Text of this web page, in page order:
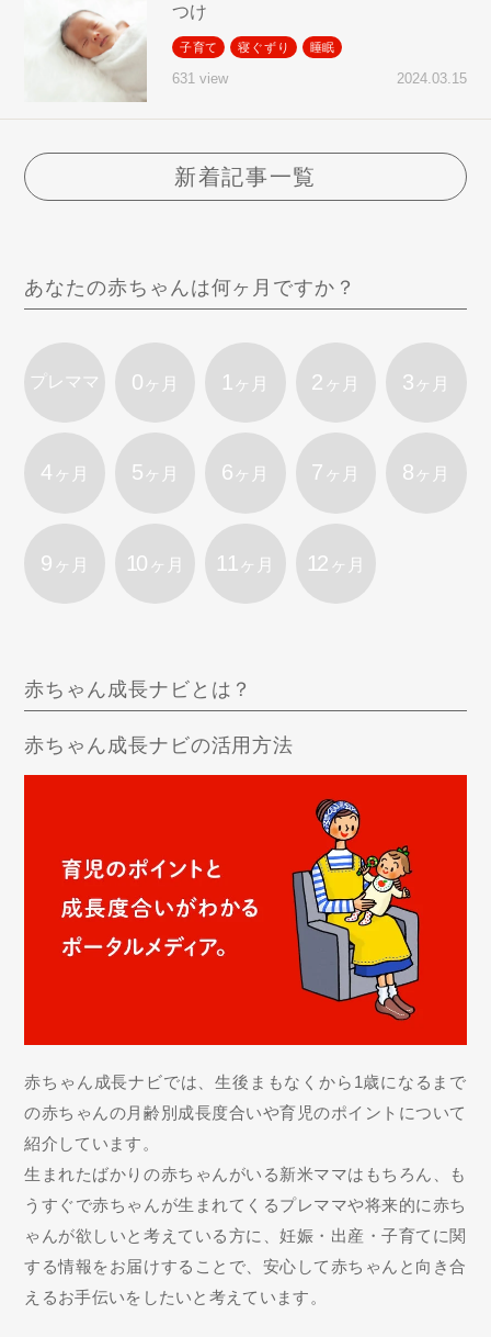
つけ
子育て 寝ぐずり 睡眠
631 view 2024.03.15
新着記事一覧
あなたの赤ちゃんは何ヶ月ですか？
プレママ 0 ヶ月 1 ヶ月 2 ヶ月 3 ヶ月
4 ヶ月 5 ヶ月 6 ヶ月 7 ヶ月 8 ヶ月
9 ヶ月 10 ヶ月 11 ヶ月 12 ヶ月
赤ちゃん成長ナビとは？
赤ちゃん成長ナビの活用方法
赤ちゃん成長ナビでは、生後まもなくから1歳になるまで
の赤ちゃんの月齢別成長度合いや育児のポイントについて
紹介しています。
生まれたばかりの赤ちゃんがいる新米ママはもちろん、も
うすぐで赤ちゃんが生まれてくるプレママや将来的に赤ち
ゃんが欲しいと考えている方に、妊娠・出産・子育てに関
する情報をお届けすることで、安心して赤ちゃんと向き合
えるお手伝いをしたいと考えています。